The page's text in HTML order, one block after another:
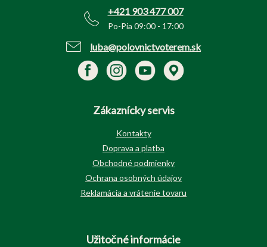
+421 903 477 007
Po-Pia 09:00 - 17:00
luba@polovnictvoterem.sk
Zákaznícky servis
Kontakty
Doprava a platba
Obchodné podmienky
Ochrana osobných údajov
Reklamácia a vrátenie tovaru
Užitočné informácie